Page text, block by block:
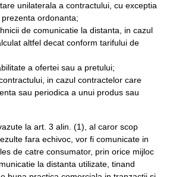
unilaterala a contractului, cu exceptia
ordonanta;
de comunicatie la distanta, in cazul
altfel decat conform tarifului de
a ofertei sau a pretului;
in cazul contractelor care
sau periodica a unui produs sau
la art. 3 alin. (1), al caror scop
fara echivoc, vor fi comunicate in
de catre consumator, prin orice mijloc
la distanta utilizate, tinand